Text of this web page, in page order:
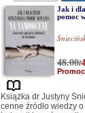
Jak i
pomoc
48.00/
Książka dr Justyny
cenne źródło wiedzy